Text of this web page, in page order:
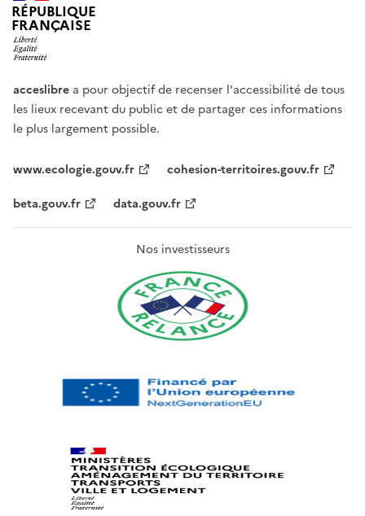
RÉPUBLIQUE
FRANÇAISE
acceslibre a pour objectif de recenser l'accessibilité de tous
les lieux recevant du public et de partager ces informations
le plus largement possible.
www.ecologie.gouv.fr
cohesion-territoires.gouv.fr
beta.gouv.fr
data.gouv.fr
Nos investisseurs